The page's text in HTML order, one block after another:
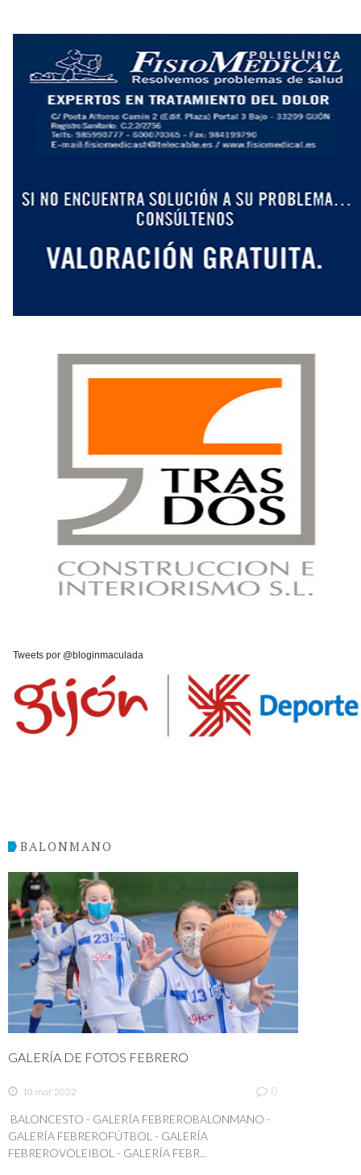
Tweets por @bloginmaculada
BALONMANO
GALERÍA DE FOTOS FEBRERO
10 mar 2022 0
BALONCESTO - GALERÍA FEBREROBALONMANO -
GALERÍA FEBREROFÚTBOL - GALERÍA
FEBREROVOLEIBOL - GALERÍA FEBR...